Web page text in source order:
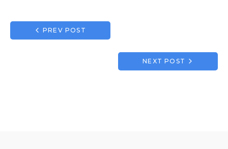
Navigation
de
PREV POST
NEXT POST